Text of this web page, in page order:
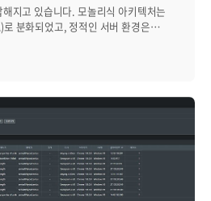
지고 있습니다. 모놀리식 아키텍처는
분화되었고, 정적인 서버 환경은
에서 DevOps 문화의 확산과 함께
자 경험의 최접점인 웹 브라우저
하여 서비스 전반의 가시성을 확보할 수
스템인 'Zenius BRMS(Browser
게 되었습니다. 사용자 행동 추적과
Zenius BRMS의 핵심 엔진을 구현하기
는 브라우저 데이터 수집의 핵심 도구로